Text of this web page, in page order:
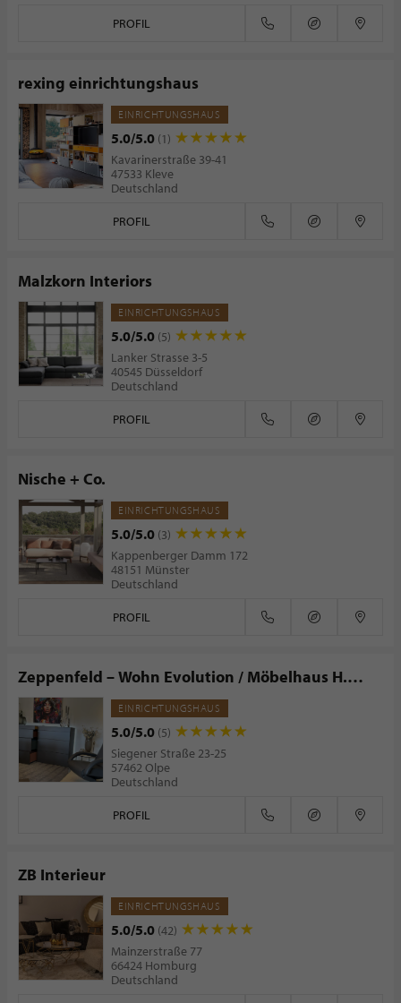
PROFIL
rexing einrichtungshaus
EINRICHTUNGSHAUS
5.0/5.0 (1)
Kavarinerstraße 39-41
47533 Kleve
Deutschland
PROFIL
Malzkorn Interiors
EINRICHTUNGSHAUS
5.0/5.0 (5)
Lanker Strasse 3-5
40545 Düsseldorf
Deutschland
PROFIL
Nische + Co.
EINRICHTUNGSHAUS
5.0/5.0 (3)
Kappenberger Damm 172
48151 Münster
Deutschland
PROFIL
Zeppenfeld – Wohn Evolution / Möbelhaus H.
Zeppenfeld GmbHEINRICHTUNGSHAUS
5.0/5.0 (5)
Siegener Straße 23-25
57462 Olpe
Deutschland
PROFIL
ZB Interieur
EINRICHTUNGSHAUS
5.0/5.0 (42)
Mainzerstraße 77
66424 Homburg
Deutschland